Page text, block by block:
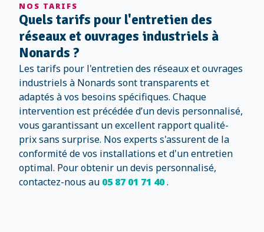
NOS TARIFS
Quels tarifs pour l'entretien des
réseaux et ouvrages industriels à
Nonards ?
Les tarifs pour l'entretien des réseaux et ouvrages
industriels à Nonards sont transparents et
adaptés à vos besoins spécifiques. Chaque
intervention est précédée d’un devis personnalisé,
vous garantissant un excellent rapport qualité-
prix sans surprise. Nos experts s'assurent de la
conformité de vos installations et d'un entretien
optimal. Pour obtenir un devis personnalisé,
contactez-nous au 05 87 01 71 40.